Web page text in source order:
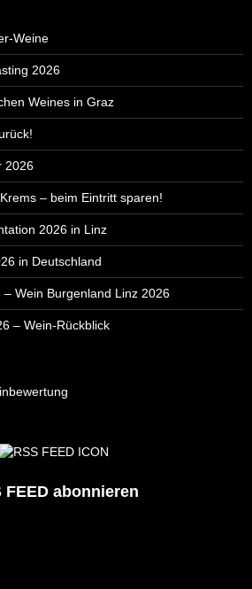
Weine
2026
Weines in Graz
2026
– beim Eintritt sparen!
2026 in Linz
in Deutschland
Wein Burgenland Linz 2026
– Wein-Rückblick
FEED abonnieren